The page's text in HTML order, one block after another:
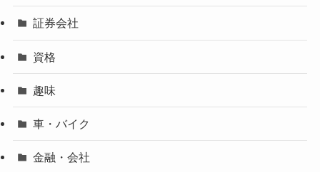
証券会社
資格
趣味
車・バイク
金融・会社